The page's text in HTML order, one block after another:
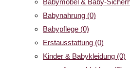
Babymöbel & Baby-
Babynahrung (0)
Babypflege (0)
Erstausstattung (0)
Kinder & Babykleidung (0)